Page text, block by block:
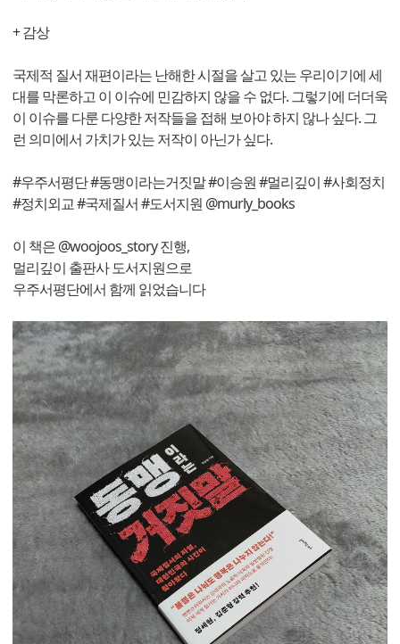
+ 감상
국제적 질서 재편이라는 난해한 시절을 살고 있는 우리이기에 세
대를 막론하고 이 이슈에 민감하지 않을 수 없다. 그렇기에 더더욱
이 이슈를 다룬 다양한 저작들을 접해 보아야 하지 않나 싶다. 그
런 의미에서 가치가 있는 저작이 아닌가 싶다.
#우주서평단 #동맹이라는거짓말 #이승원 #멀리깊이 #사회정치
#정치외교 #국제질서 #도서지원 @murly_books
이 책은 @woojoos_story 진행,
멀리깊이 출판사 도서지원으로
우주서평단에서 함께 읽었습니다